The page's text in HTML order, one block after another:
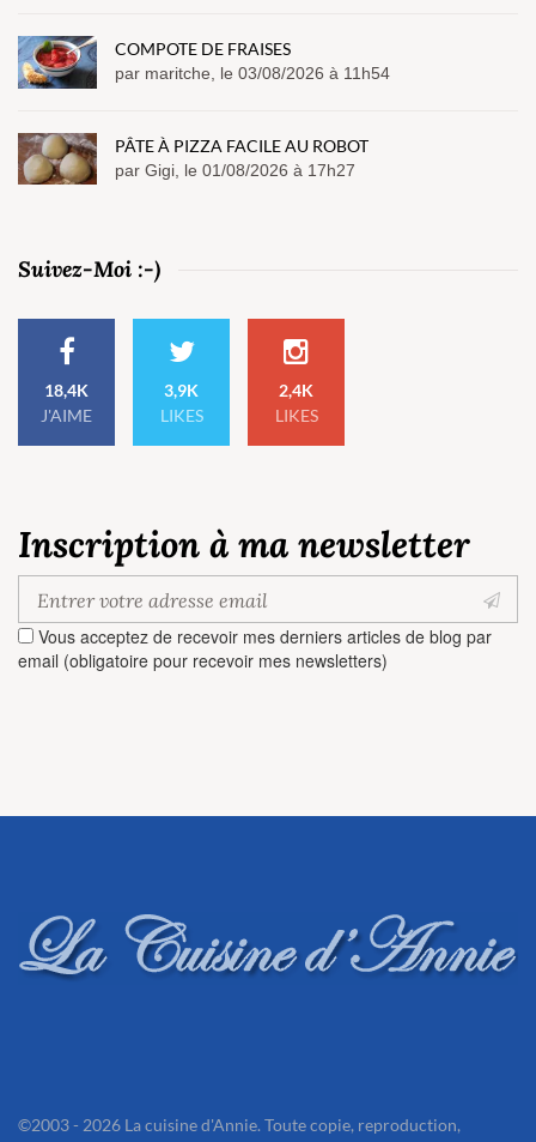
COMPOTE DE FRAISES
par maritche, le 03/08/2026 à 11h54
PÂTE À PIZZA FACILE AU ROBOT
par Gigi, le 01/08/2026 à 17h27
Suivez-Moi :-)
18,4K
J'AIME
3,9K
LIKES
2,4K
LIKES
Inscription à ma newsletter
Vous acceptez de recevoir mes derniers articles de blog par
email (obligatoire pour recevoir mes newsletters)
©2003 - 2026 La cuisine d'Annie. Toute copie, reproduction,